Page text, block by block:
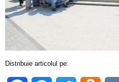
Distribuie articolul pe: